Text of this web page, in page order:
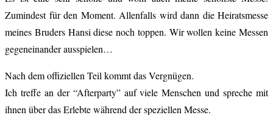
Zumindest für den Moment. Allenfalls wird dann die Heiratsmesse
meines Bruders Hansi diese noch toppen. Wir wollen keine Messen
gegeneinander ausspielen…
Nach dem offiziellen Teil kommt das Vergnügen.
Ich treffe an der “Afterparty” auf viele Menschen und spreche mit
ihnen über das Erlebte während der speziellen Messe.